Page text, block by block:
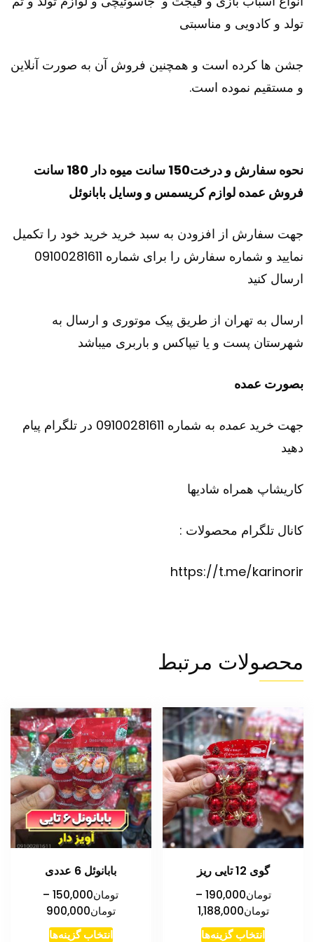
تولد و کادویی و مناسبتی
جشن ها کرده است و همچنین فروش آن به صورت آنلاین
و مستقیم نموده است.
نحوه سفارش و درخت150 سانت میوه دار 180 سانت
فروش عمده لوازم کریسمس و وسایل بابانوئل
جهت سفارش از افزودن به سبد خرید خرید خود را تکمیل
نمایید و شماره سفارش را برای شماره 09100281611
ارسال کنید
ارسال به تهران از طریق پیک موتوری و ارسال به
شهرستان پست و یا تیپاکس و باربری میباشد
بصورت عمده
جهت خرید عمده
به شماره 09100281611 در تلگرام پیام
دهید
کاریشاپ همراه شادیها
کانال تلگرام محصولات :
https://t.me/karinorir
محصولات مرتبط
گوی 12 تایی ریز
تومان190,000
–
تومان1,188,000محدوده
انتخاب گزینه‌هااین
بابانوئل 6 عددی
تومان150,000
–
تومان900,000
انتخاب گزینه‌هااین